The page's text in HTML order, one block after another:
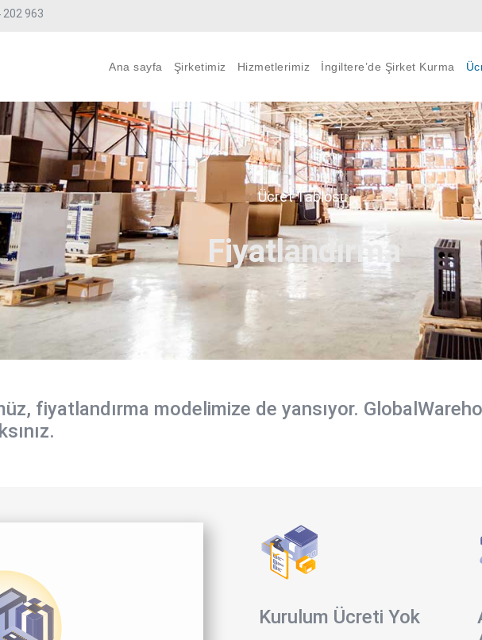
202 963
Ana sayfa Şirketimiz Hizmetlerimiz İngiltere’de Şirket Kurma
Ücret Tablosu
Fiyatlandırma
fiyatlandırma modelimize de yansıyor.
Kurulum Ücreti Yok